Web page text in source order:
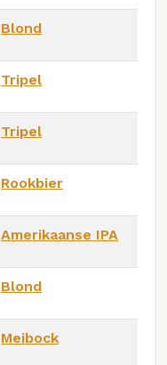
Blond
Tripel
Tripel
Rookbier
Amerikaanse IPA
Blond
Meibock